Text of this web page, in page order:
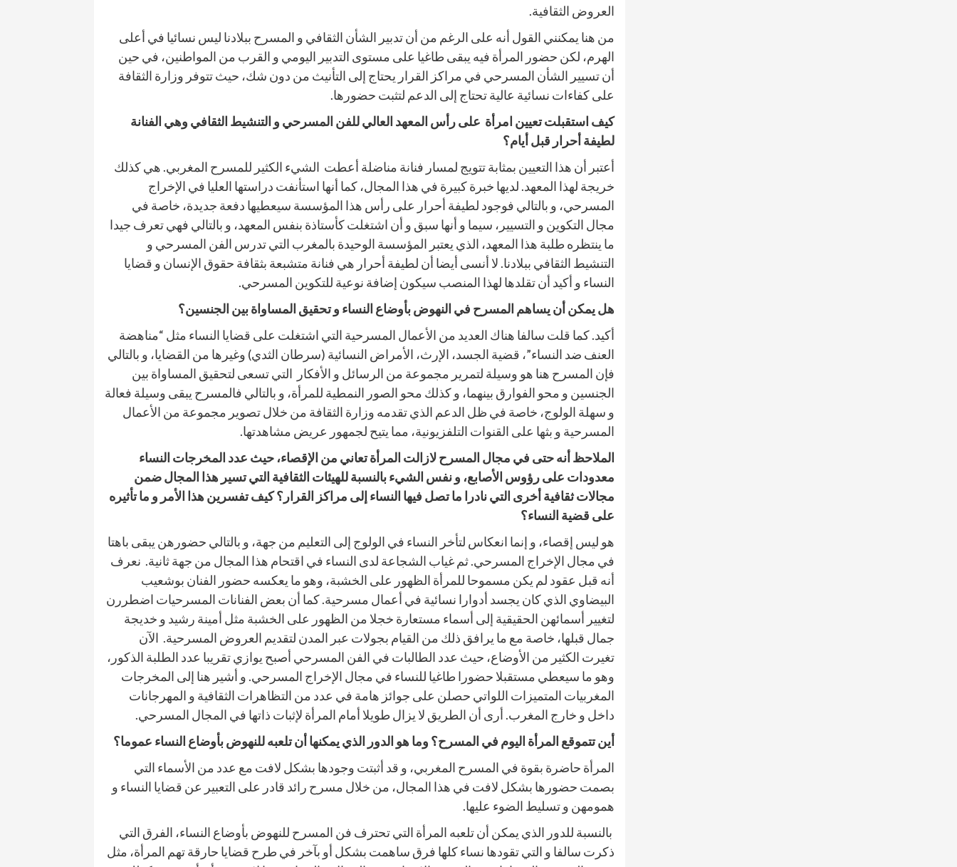
العروض الثقافية.
من هنا يمكنني القول أنه على الرغم من أن تدبير الشأن الثقافي و المسرح ببلادنا ليس نسائيا في أعلى
الهرم، لكن حضور المرأة فيه يبقى طاغيا على مستوى التدبير اليومي و القرب من المواطنين، في حين
أن تسيير الشأن المسرحي في مراكز القرار يحتاج إلى التأنيث من دون شك، حيث تتوفر وزارة الثقافة
على كفاءات نسائية عالية تحتاج إلى الدعم لتثبت حضورها.
كيف استقبلت تعيين امرأة على رأس المعهد العالي للفن المسرحي و التنشيط الثقافي وهي الفنانة
لطيفة أحرار قبل أيام؟
أعتبر أن هذا التعيين بمثابة تتويج لمسار فنانة مناضلة أعطت الشيء الكثير للمسرح المغربي. هي كذلك
خريجة لهذا المعهد. لديها خبرة كبيرة في هذا المجال، كما أنها استأنفت دراستها العليا في الإخراج
المسرحي، و بالتالي فوجود لطيفة أحرار على رأس هذا المؤسسة سيعطيها دفعة جديدة، خاصة في
مجال التكوين و التسيير، سيما و أنها سبق و أن اشتغلت كأستاذة بنفس المعهد، و بالتالي فهي تعرف جيدا
ما ينتظره طلبة هذا المعهد، الذي يعتبر المؤسسة الوحيدة بالمغرب التي تدرس الفن المسرحي و
التنشيط الثقافي ببلادنا. لا أنسى أيضا أن لطيفة أحرار هي فنانة متشبعة بثقافة حقوق الإنسان و قضايا
النساء و أكيد أن تقلدها لهذا المنصب سيكون إضافة نوعية للتكوين المسرحي.
هل يمكن أن يساهم المسرح في النهوض بأوضاع النساء و تحقيق المساواة بين الجنسين؟
أكيد. كما قلت سالفا هناك العديد من الأعمال المسرحية التي اشتغلت على قضايا النساء مثل “مناهضة
العنف ضد النساء”، قضية الجسد، الإرث، الأمراض النسائية (سرطان الثدي) وغيرها من القضايا، و بالتالي
فإن المسرح هنا هو وسيلة لتمرير مجموعة من الرسائل و الأفكار التي تسعى لتحقيق المساواة بين
الجنسين و محو الفوارق بينهما، و كذلك محو الصور النمطية للمرأة، و بالتالي فالمسرح يبقى وسيلة فعالة
و سهلة الولوج، خاصة في ظل الدعم الذي تقدمه وزارة الثقافة من خلال تصوير مجموعة من الأعمال
المسرحية و بثها على القنوات التلفزيونية، مما يتيح لجمهور عريض مشاهدتها.
الملاحظ أنه حتى في مجال المسرح لازالت المرأة تعاني من الإقصاء، حيث عدد المخرجات النساء
معدودات على رؤوس الأصابع، و نفس الشيء بالنسبة للهيئات الثقافية التي تسير هذا المجال ضمن
مجالات ثقافية أخرى التي نادرا ما تصل فيها النساء إلى مراكز القرار؟ كيف تفسرين هذا الأمر و ما تأثيره
على قضية النساء؟
هو ليس إقصاء، و إنما انعكاس لتأخر النساء في الولوج إلى التعليم من جهة، و بالتالي حضورهن يبقى باهتا
في مجال الإخراج المسرحي. ثم غياب الشجاعة لدى النساء في اقتحام هذا المجال من جهة ثانية. نعرف
أنه قبل عقود لم يكن مسموحا للمرأة الظهور على الخشبة، وهو ما يعكسه حضور الفنان بوشعيب
البيضاوي الذي كان يجسد أدوارا نسائية في أعمال مسرحية. كما أن بعض الفنانات المسرحيات اضطررن
لتغيير أسمائهن الحقيقية إلى أسماء مستعارة خجلا من الظهور على الخشبة مثل أمينة رشيد و خديجة
جمال قبلها، خاصة مع ما يرافق ذلك من القيام بجولات عبر المدن لتقديم العروض المسرحية. الآن
تغيرت الكثير من الأوضاع، حيث عدد الطالبات في الفن المسرحي أصبح يوازي تقريبا عدد الطلبة الذكور،
وهو ما سيعطي مستقبلا حضورا طاغيا للنساء في مجال الإخراج المسرحي. و أشير هنا إلى المخرجات
المغربيات المتميزات اللواتي حصلن على جوائز هامة في عدد من التظاهرات الثقافية و المهرجانات
داخل و خارج المغرب. أرى أن الطريق لا يزال طويلا أمام المرأة لإثبات ذاتها في المجال المسرحي.
أين تتموقع المرأة اليوم في المسرح؟ وما هو الدور الذي يمكنها أن تلعبه للنهوض بأوضاع النساء عموما؟
المرأة حاضرة بقوة في المسرح المغربي، و قد أثبتت وجودها بشكل لافت مع عدد من الأسماء التي
بصمت حضورها بشكل لافت في هذا المجال، من خلال مسرح رائد قادر على التعبير عن قضايا النساء و
همومهن و تسليط الضوء عليها.
بالنسبة للدور الذي يمكن أن تلعبه المرأة التي تحترف فن المسرح للنهوض بأوضاع النساء، الفرق التي
ذكرت سالفا و التي تقودها نساء كلها فرق ساهمت بشكل أو بآخر في طرح قضايا حارقة تهم المرأة، مثل